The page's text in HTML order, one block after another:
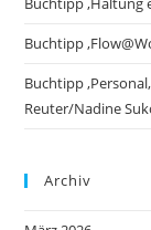
Buchtipp
Buchtipp
Reuter/Nadine
Archiv